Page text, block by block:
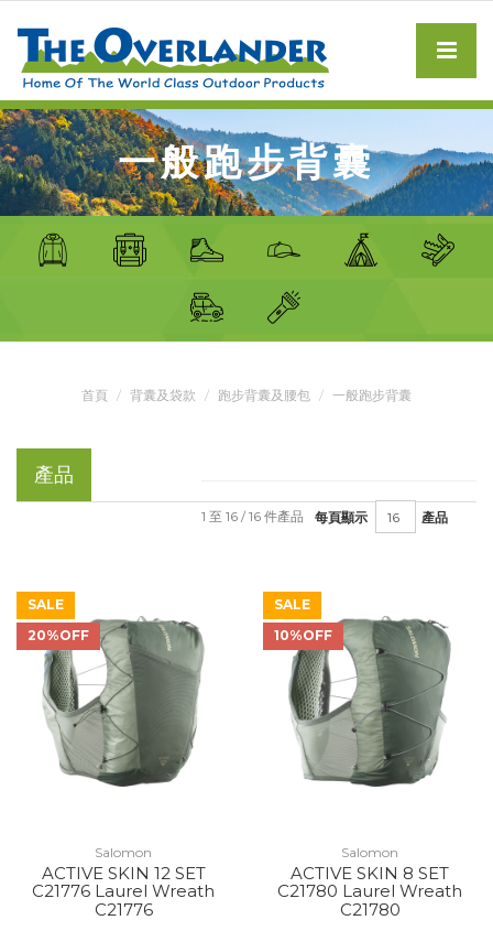
一般跑步背囊
首頁 背囊及袋款 跑步背囊及腰包 一般跑步背囊
產品
每頁顯示 產品
1 至 16 / 16 件產品
SALE
20%OFF
Salomon
ACTIVE SKIN 12 SET
C21776 Laurel Wreath
C21776
SALE
10%OFF
Salomon
ACTIVE SKIN 8 SET
C21780 Laurel Wreath
C21780